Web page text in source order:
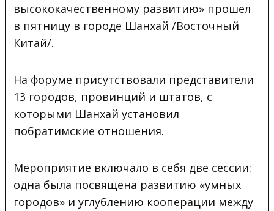
высококачественному развитию» прошел
в пятницу в городе Шанхай /Восточный
Китай/.
На форуме присутствовали представители
13 городов, провинций и штатов, с
которыми Шанхай установил
побратимские отношения.
Мероприятие включало в себя две сессии:
одна была посвящена развитию «умных
городов» и углублению кооперации между